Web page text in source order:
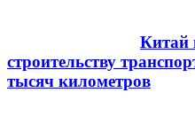
Китай
строительству
тысяч километров